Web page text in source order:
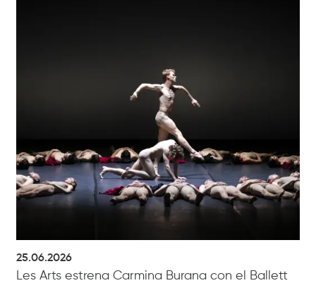
25.06.2026
Les Arts estrena Carmina Burana con el Ballett